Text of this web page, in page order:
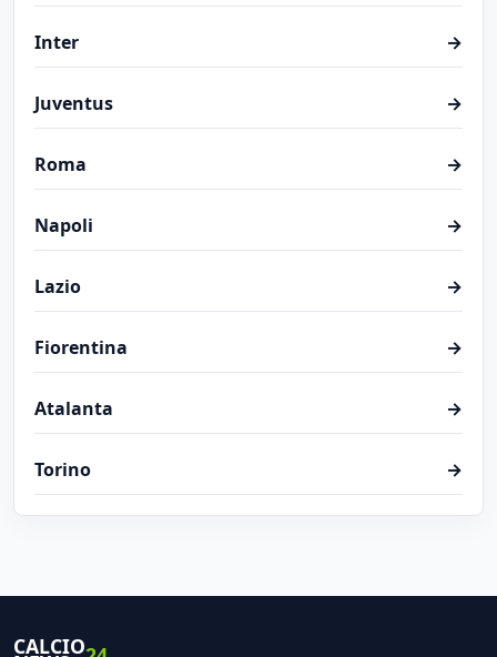
Inter →
Juventus →
Roma →
Napoli →
Lazio →
Fiorentina →
Atalanta →
Torino →
CALCIO